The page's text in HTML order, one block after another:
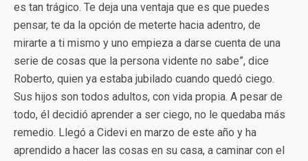
es tan trágico. Te deja una ventaja que es que puedes
pensar, te da la opción de meterte hacia adentro, de
mirarte a ti mismo y uno empieza a darse cuenta de una
serie de cosas que la persona vidente no sabe”, dice
Roberto, quien ya estaba jubilado cuando quedó ciego.
Sus hijos son todos adultos, con vida propia. A pesar de
todo, él decidió aprender a ser ciego, no le quedaba más
remedio. Llegó a Cidevi en marzo de este año y ha
aprendido a hacer las cosas en su casa, a caminar con el